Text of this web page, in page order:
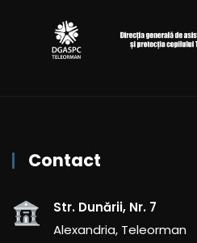
Contact
Str. Dunării, Nr. 7
Alexandria, Teleorman